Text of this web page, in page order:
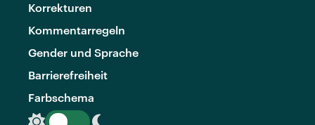
Korrekturen
Kommentarregeln
Gender und Sprache
Barrierefreiheit
Farbschema